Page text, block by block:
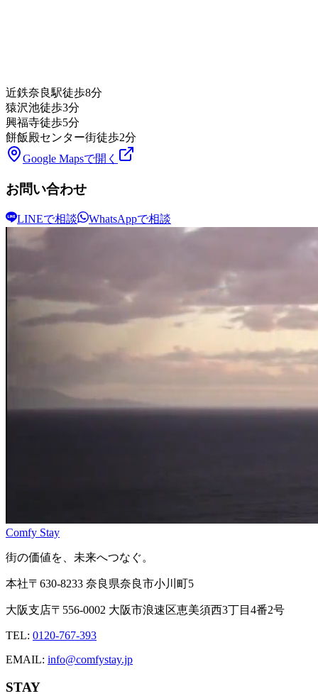
近鉄奈良駅徒歩8分
猿沢池徒歩3分
興福寺徒歩5分
餅飯殿センター街徒歩2分
Google Mapsで開く
お問い合わせ
LINEで相談 WhatsAppで相談
Comfy Stay
街の価値を、未来へつなぐ。
本社〒630-8233 奈良県奈良市小川町5
大阪支店〒556-0002 大阪市浪速区恵美須西3丁目4番2号
TEL: 0120-767-393
EMAIL: info@comfystay.jp
STAY